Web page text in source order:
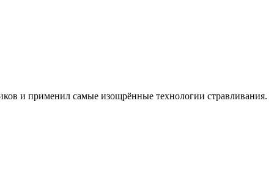
и применил самые изощрённые технологии стравливания.